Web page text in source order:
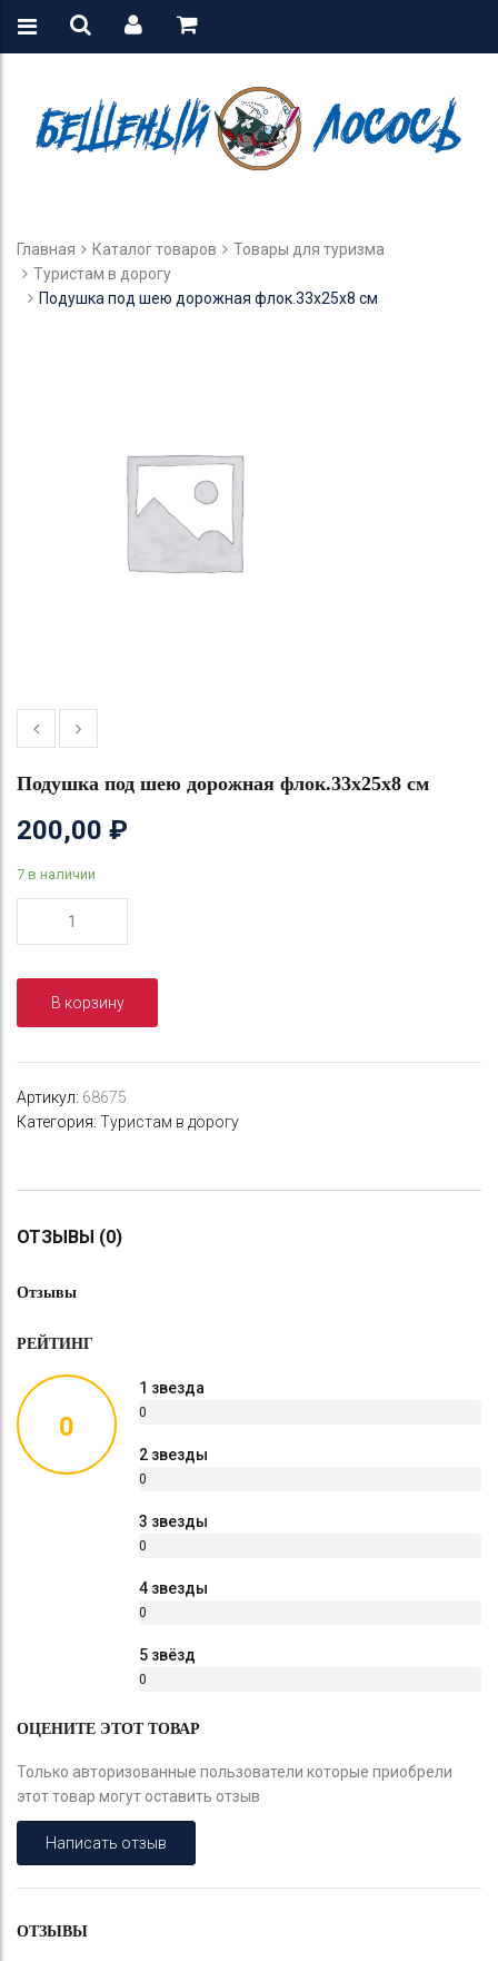
Главная Каталог товаров
Товары для туризма
Туристам в дорогу
Подушка под шею дорожная флок.33х25х8 см
Подушка под шею дорожная флок.33х25х8 см
200,00 ₽
7 в наличии
под
дорожная
В корзину
Артикул: 68675
Категория: Туристам в дорогу
ОТЗЫВЫ (0)
Отзывы
РЕЙТИНГ
0
1 звезда
0
2 звезды
0
3 звезды
0
4 звезды
0
5 звёзд
0
ОЦЕНИТЕ ЭТОТ ТОВАР
Только авторизованные пользователи которые приобрели
этот товар могут оставить отзыв
Написать отзыв
ОТЗЫВЫ